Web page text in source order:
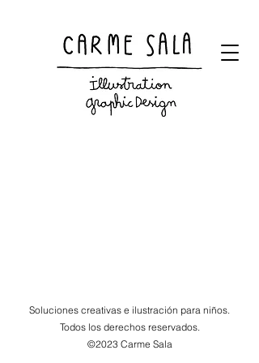
Soluciones creativas e ilustración para niños.
Todos los derechos reservados.
©2023 Carme Sala